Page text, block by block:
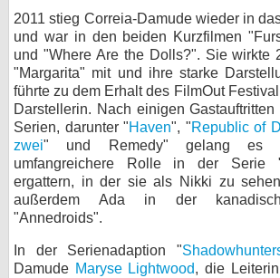
2011 stieg Correia-Damude wieder in
und war in den beiden Kurzfilmen
und "Where Are the Dolls?". Sie wirkte
"Margarita" mit und ihre starke
führte zu dem Erhalt des FilmOut
Darstellerin. Nach einigen
Serien, darunter "Haven", "Republic of
zwei" und Remedy" gelang es
umfangreichere Rolle in der Serie
ergattern, in der sie als Nikki zu
außerdem Ada in der
"Annedroids".
In der Serienadaption "
Damude Maryse Lightwood, die
Kontakt
Datenschutz
Cookie-
Impressum
myFanbase